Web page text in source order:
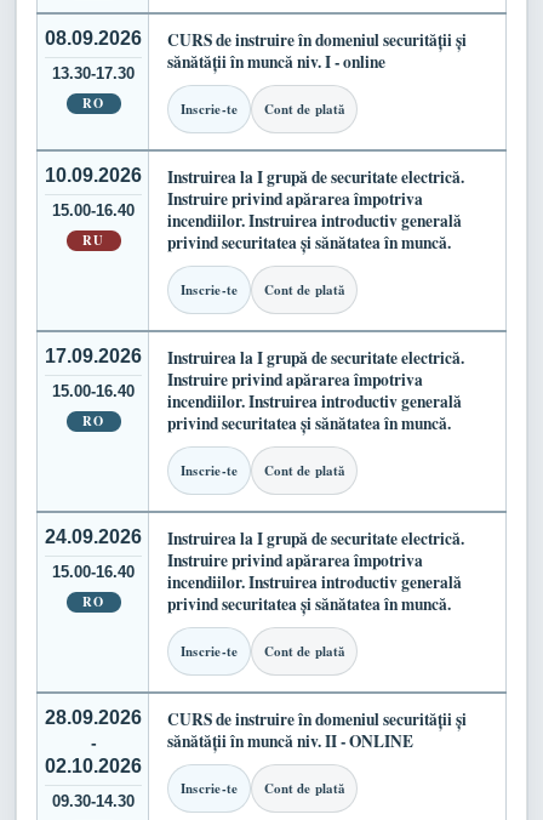
08.09.2026
13.30-17.30
RO
CURS de instruire în domeniul securității și
sănătății în muncă niv. I - online
Inscrie-te Cont de plată
10.09.2026
15.00-16.40
RU
Instruirea la I grupă de securitate electrică.
Instruire privind apărarea împotriva
incendiilor. Instruirea introductiv generală
privind securitatea și sănătatea în muncă.
Inscrie-te Cont de plată
17.09.2026
15.00-16.40
RO
Instruirea la I grupă de securitate electrică.
Instruire privind apărarea împotriva
incendiilor. Instruirea introductiv generală
privind securitatea și sănătatea în muncă.
Inscrie-te Cont de plată
24.09.2026
15.00-16.40
RO
Instruirea la I grupă de securitate electrică.
Instruire privind apărarea împotriva
incendiilor. Instruirea introductiv generală
privind securitatea și sănătatea în muncă.
Inscrie-te Cont de plată
28.09.2026
-
02.10.2026
09.30-14.30
CURS de instruire în domeniul securității și
sănătății în muncă niv. II - ONLINE
Inscrie-te Cont de plată